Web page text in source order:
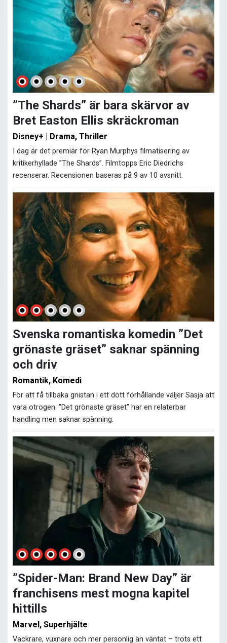
”The Shards” är bara skärvor av
Bret Easton Ellis skräckroman
Disney+ | Drama, Thriller
I dag är det premiär för Ryan Murphys filmatisering av
kritikerhyllade ”The Shards”. Filmtopps Eric Diedrichs
recenserar. Recensionen baseras på 9 av 10 avsnitt.
Svenska romantiska komedin ”Det
grönaste gräset” saknar spänning
och driv
Romantik, Komedi
För att få tillbaka gnistan i ett dött förhållande väljer Sasja att
vara otrogen. “Det grönaste gräset” har en relaterbar
handling men saknar spänning.
”Spider-Man: Brand New Day” är
franchisens mest mogna kapitel
hittills
Marvel, Superhjälte
Vackrare, vuxnare och mer personlig än väntat – trots ett